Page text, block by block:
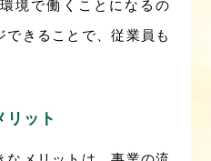
境で働くことになるの
きることで、従業員も
リット